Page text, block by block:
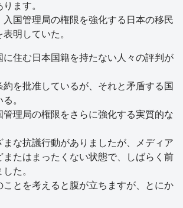
ます。
入国管理局の権限を強化する日本の移民
明していた。
に住む日本国籍を持たない人々の評判が
約を批准しているが、それと矛盾する国
。
管理局の権限をさらに強化する実質的な
まな抗議行動がありましたが、メディア
またはまったくない状態で、しばらく前
た。
ことを考えると腹が立ちますが、とにか